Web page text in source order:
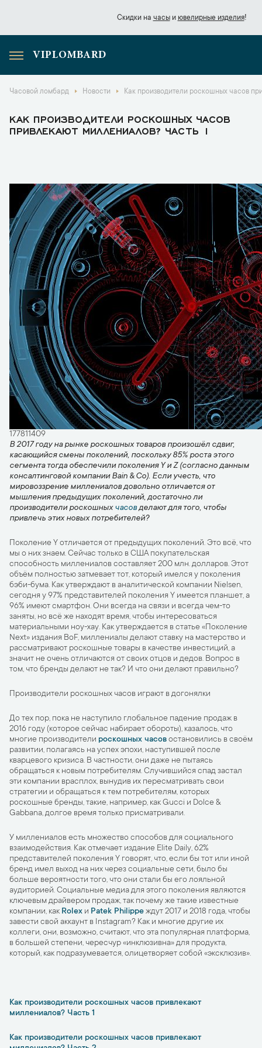
Скидки на часыи ювелирные изделия!
Скидки начасы
VIPLOMBARD
Часовой ломбард Новости Как производители роскошных часов
КАК ПРОИЗВОДИТЕЛИ РОСКОШНЫХ ЧАСОВ
ПРИВЛЕКАЮТ МИЛЛЕНИАЛОВ? ЧАСТЬ 1
177811409
В 2017 году на рынке роскошных товаров произошёл сдвиг,
касающийся смены поколений, поскольку 85% роста этого
сегмента тогда обеспечили поколения YиZ(согласно данным
консалтинговой компании Bain & Co). Если учесть, что
мировоззрение миллениалов довольно отличается от
мышления предыдущих поколений, достаточно ли
производители роскошныхчасовделают для того, чтобы
привлечь этих новых потребителей?
Поколение Y отличается от предыдущих поколений. Это всё, что
мы о них знаем. Сейчас только в США покупательская
способность миллениалов составляет 200 млн. долларов. Этот
объём полностью затмевает тот, который имелся у поколения
бэби-бума. Как утверждают в аналитической компании Nielsen,
сегодня у 97% представителей поколения Y имеется планшет, а
96% имеют смартфон. Они всегда на связи и всегда чем-то
заняты, но всё же находят время, чтобы интересоваться
материальными ноу-хау. Как утверждается в статье «Поколение
Next» издания BoF, миллениалы делают ставку на мастерство и
рассматривают роскошные товары в качестве инвестиций, а
значит не очень отличаются от своих отцов и дедов. Вопрос в
том, что бренды делают не так? И что они делают правильно?
Производители роскошных часов играют в догонялки
До тех пор, пока не наступило глобальное падение продаж в
2016 году (которое сейчас набирает обороты), казалось, что
многие производители роскошных часовостановились в своём
развитии, полагаясь на успех эпохи, наступившей после
кварцевого кризиса. В частности, они даже не пытаясь
обращаться к новым потребителям. Случившийся спад застал
эти компании врасплох, вынудив их пересматривать свои
стратегии и обращаться к тем потребителям, которых
роскошные бренды, такие, например, как Gucci и Dolce &
Gabbana, долгое время только присматривали.
У миллениалов есть множество способов для социального
взаимодействия. Как отмечает издание Elite Daily, 62%
представителей поколения Y говорят, что, если бы тот или иной
бренд имел выход на них через социальные сети, было бы
больше вероятности того, что они стали бы его лояльной
аудиторией. Социальные медиа для этого поколения являются
ключевым драйвером продаж, так почему же такие известные
компании, как Rolex и Patek Philippeждут 2017 и 2018 года, чтобы
завести свой аккаунт в Instagram? Как и многие другие их
коллеги, они, возможно, считают, что эта популярная платформа,
в большей степени, чересчур «инклюзивна» для продукта,
который, как подразумевается, олицетворяет собой «эксклюзив».
Как производители роскошных часов привлекают
миллениалов? Часть 1
Как производители роскошных часов привлекают